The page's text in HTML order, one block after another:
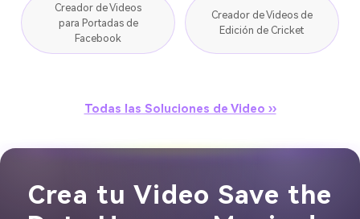
Creador de Videos
para Portadas de
Facebook
Creador de Videos de
Edición de Cricket
Todas las Soluciones de Video ››
Crea tu Video Save the